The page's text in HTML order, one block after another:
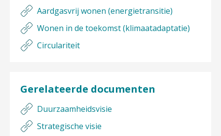
Aardgasvrij wonen (energietransitie)
Wonen in de toekomst (klimaatadaptatie)
Circulariteit
Gerelateerde documenten
Duurzaamheidsvisie
Strategische visie